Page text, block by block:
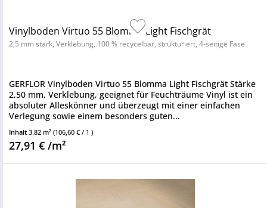
Vinylboden Virtuo 55 Blomma Light Fischgrät
2,5 mm stark, Verklebung, 100 % recycelbar, strukturiert, 4-seitige Fase
GERFLOR Vinylboden Virtuo 55 Blomma Light Fischgrät Stärke
2,50 mm, Verklebung, geeignet für Feuchträume Vinyl ist ein
absoluter Alleskönner und überzeugt mit einer einfachen
Verlegung sowie einem besonders guten...
Inhalt 3.82 m² (106,60 € / 1 )
27,91 € /m²